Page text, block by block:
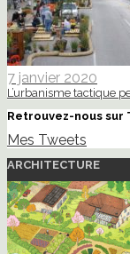
7 janvier 2020
L’urbanisme tactique
Retrouvez-nous sur
Mes Tweets
ARCHITECTURE